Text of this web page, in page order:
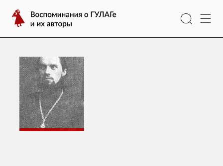
содержимому
Воспоминания
о
ГУЛАГе
авторы